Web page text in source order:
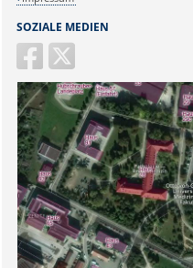
SOZIALE MEDIEN